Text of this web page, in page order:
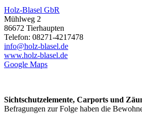
Holz-Blasel GbR
Mühlweg 2
86672 Tierhaupten
Telefon: 08271-4217478
info@holz-blasel.de
www.holz-blasel.de
Google Maps
Sichtschutzelemente, Carports und
Befragungen zur Folge haben die